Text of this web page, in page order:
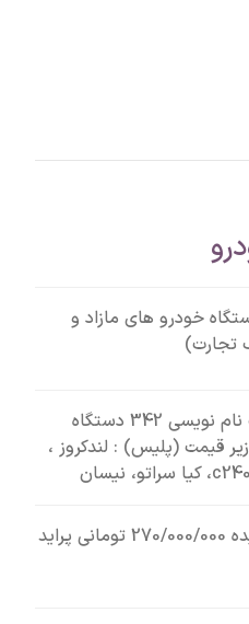
13 دستگاه خودرو های مازاد و
تجارت)
آخرین مهلت نام نویسی 342 دستگاه
قیمت (پلیس) : لندکروز ،
ثبت نام مزایده 270/000/000 تومانی پراید